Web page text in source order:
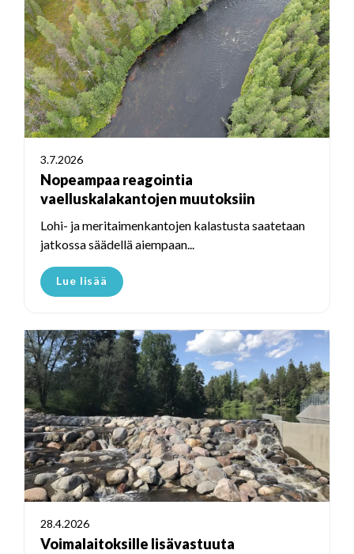
3.7.2026
Nopeampaa reagointia
vaelluskalakantojen muutoksiin
Lohi- ja meritaimenkantojen kalastusta saatetaan
jatkossa säädellä aiempaan...
Lue lisää
28.4.2026
Voimalaitoksille lisävastuuta